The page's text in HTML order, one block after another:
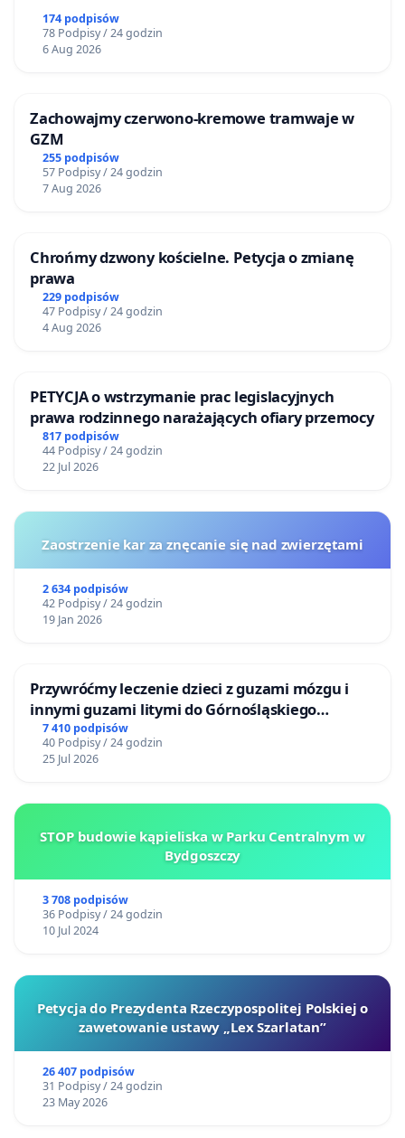
174 podpisów
78 Podpisy / 24 godzin
6 Aug 2026
Zachowajmy czerwono-kremowe tramwaje w
GZM
255 podpisów
57 Podpisy / 24 godzin
7 Aug 2026
Chrońmy dzwony kościelne. Petycja o zmianę
prawa
229 podpisów
47 Podpisy / 24 godzin
4 Aug 2026
PETYCJA o wstrzymanie prac legislacyjnych
prawa rodzinnego narażających ofiary przemocy
817 podpisów
44 Podpisy / 24 godzin
22 Jul 2026
Zaostrzenie kar za znęcanie się nad zwierzętami
2 634 podpisów
42 Podpisy / 24 godzin
19 Jan 2026
Przywróćmy leczenie dzieci z guzami mózgu i
innymi guzami litymi do Górnośląskiego
Centrum Zdrowia Dziecka w Katowicach
7 410 podpisów
40 Podpisy / 24 godzin
25 Jul 2026
STOP budowie kąpieliska w Parku Centralnym w
Bydgoszczy
3 708 podpisów
36 Podpisy / 24 godzin
10 Jul 2024
Petycja do Prezydenta Rzeczypospolitej Polskiej o
zawetowanie ustawy „Lex Szarlatan”
26 407 podpisów
31 Podpisy / 24 godzin
23 May 2026